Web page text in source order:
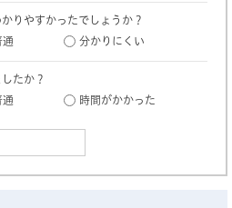
りやすかったでしょうか？
通 分かりにくい
たか？
通 時間がかかった